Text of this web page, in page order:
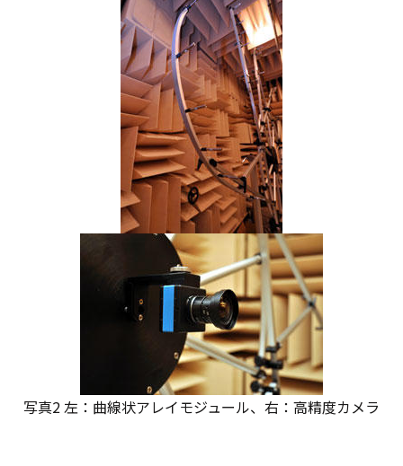
写真2 左：曲線状アレイモジュール、右：高精度カメラ